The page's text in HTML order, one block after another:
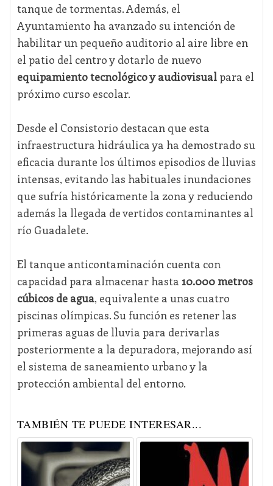
tanque de tormentas. Además, el
Ayuntamiento ha avanzado su intención de
habilitar un pequeño auditorio al aire libre en
el patio del centro y dotarlo de nuevo
equipamiento tecnológico y audiovisualpara el
próximo curso escolar.
Desde el Consistorio destacan que esta
infraestructura hidráulica ya ha demostrado su
eficacia durante los últimos episodios de lluvias
intensas, evitando las habituales inundaciones
que sufría históricamente la zona y reduciendo
además la llegada de vertidos contaminantes al
río Guadalete.
El tanque anticontaminación cuenta con
capacidad para almacenar hasta 10.000 metros
cúbicos de agua, equivalente a unas cuatro
piscinas olímpicas. Su función es retener las
primeras aguas de lluvia para derivarlas
posteriormente a la depuradora, mejorando así
el sistema de saneamiento urbano y la
protección ambiental del entorno.
TAMBIÉN TE PUEDE INTERESAR...